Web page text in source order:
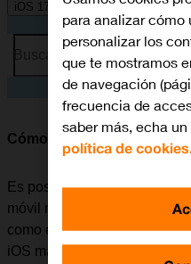
iOS 17
Busca por problema o tema
Cómo transferir la eSIM
Es posible transferir el plan
móvil nuevo. Tener en
como el nuevo deben estar
iOS más reciente y estar
para analizar
personalizar los
que te mostramos
de navegación
frecuencia de
saber más, echa
política de